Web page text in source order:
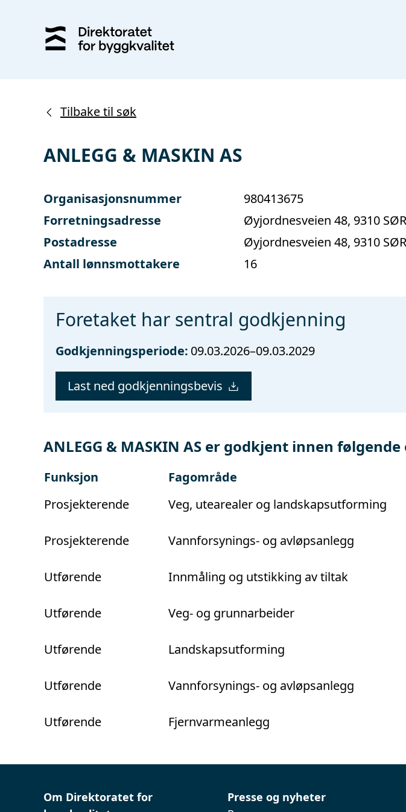
Tilbake til søk
ANLEGG & MASKIN AS
Organisasjonsnummer
980413675
Forretningsadresse
Øyjordnesveien 48, 9310
Postadresse
Øyjordnesveien 48, 9310
Antall lønnsmottakere
16
Foretaket har sentral godkjenning
Godkjenningsperiode: 09.03.2026–09.03.2029
Last ned godkjenningsbevis
ANLEGG & MASKIN AS er godkjent innen
Funksjon Fagområde
Prosjekterende
Veg, utearealer og landskapsutforming
Prosjekterende Vannforsynings- og avløpsanlegg
Utførende Innmåling og utstikking av tiltak
Utførende Veg- og grunnarbeider
Utførende Landskapsutforming
Utførende Vannforsynings- og avløpsanlegg
Utførende Fjernvarmeanlegg
Om Direktoratet for
Presse og nyheter